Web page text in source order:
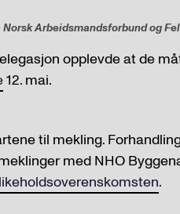
Arbeidsmandsforbund og
opplevde at de
12. mai.
til mekling.
med NHO
.